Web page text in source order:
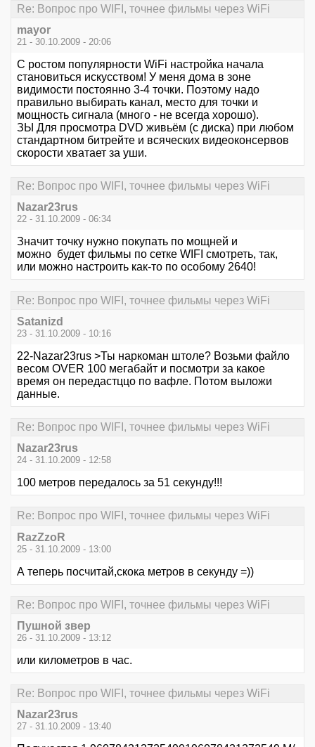
Re: Вопрос про WIFI, точнее фильмы через WiFi
mayor
21 - 30.10.2009 - 20:06
С ростом популярности WiFi настройка начала
становиться искусством! У меня дома в зоне
видимости постоянно 3-4 точки. Поэтому надо
правильно выбирать канал, место для точки и
мощность сигнала (много - не всегда хорошо).
ЗЫ Для просмотра DVD живьём (с диска) при любом
стандартном битрейте и всяческих видеоконсервов
скорости хватает за уши.
Re: Вопрос про WIFI, точнее фильмы через WiFi
Nazar23rus
22 - 31.10.2009 - 06:34
Значит точку нужно покупать по мощней и
можно будет фильмы по сетке WIFI cмотреть, так,
или можно настроить как-то по особому 2640!
Re: Вопрос про WIFI, точнее фильмы через WiFi
Satanizd
23 - 31.10.2009 - 10:16
22-Nazar23rus >Ты наркоман штоле? Возьми файло
весом OVER 100 мегабайт и посмотри за какое
время он передастццо по вафле. Потом выложи
данные.
Re: Вопрос про WIFI, точнее фильмы через WiFi
Nazar23rus
24 - 31.10.2009 - 12:58
100 метров передалось за 51 секунду!!!
Re: Вопрос про WIFI, точнее фильмы через WiFi
RazZzoR
25 - 31.10.2009 - 13:00
А теперь посчитай,скока метров в секунду =))
Re: Вопрос про WIFI, точнее фильмы через WiFi
Пушной звер
26 - 31.10.2009 - 13:12
или километров в час.
Re: Вопрос про WIFI, точнее фильмы через WiFi
Nazar23rus
27 - 31.10.2009 - 13:40